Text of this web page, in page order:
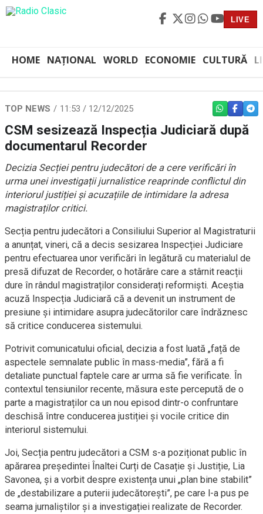
LIVE
HOME NAȚIONAL WORLD ECONOMIE CULTURĂ
TOP NEWS 11:53 / 12/12/2025 WHATSAPP
CSM sesizează Inspecția Judiciară după
documentarul Recorder
Decizia Secției pentru judecători de a cere verificări în
urma unei investigații jurnalistice reaprinde conflictul din
interiorul justiției și acuzațiile de intimidare la adresa
magistraților critici.
Secția pentru judecători a Consiliului Superior al Magistraturii
a anunțat, vineri, că a decis sesizarea Inspecției Judiciare
pentru efectuarea unor verificări în legătură cu materialul de
presă difuzat de Recorder, o hotărâre care a stârnit reacții
dure în rândul magistraților considerați reformiști. Aceștia
acuză Inspecția Judiciară că a devenit un instrument de
presiune și intimidare asupra judecătorilor care îndrăznesc
să critice conducerea sistemului.
Potrivit comunicatului oficial, decizia a fost luată „față de
aspectele semnalate public în mass-media”, fără a fi
detaliate punctual faptele care ar urma să fie verificate. În
contextul tensiunilor recente, măsura este percepută de o
parte a magistraților ca un nou episod dintr-o confruntare
deschisă între conducerea justiției și vocile critice din
interiorul sistemului.
Joi, Secția pentru judecători a CSM s-a poziționat public în
apărarea președintei Înaltei Curți de Casație și Justiție, Lia
Savonea, și a vorbit despre existența unui „plan bine stabilit”
de „destabilizare a puterii judecătorești”, pe care l-a pus pe
seama jurnaliștilor și a investigației realizate de Recorder.